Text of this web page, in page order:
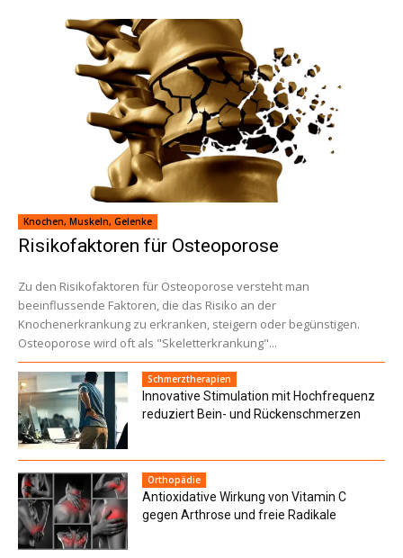
Knochen, Muskeln, Gelenke
Risikofaktoren für Osteoporose
Zu den Risikofaktoren für Osteoporose versteht man
beeinflussende Faktoren, die das Risiko an der
Knochenerkrankung zu erkranken, steigern oder begünstigen.
Osteoporose wird oft als "Skeletterkrankung"...
Schmerztherapien
Innovative Stimulation mit Hochfrequenz
reduziert Bein- und Rückenschmerzen
Orthopädie
Antioxidative Wirkung von Vitamin C
gegen Arthrose und freie Radikale